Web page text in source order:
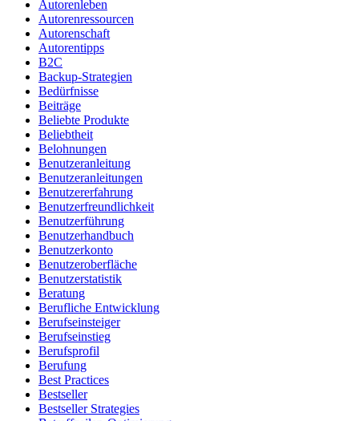
Autorenleben
Autorenressourcen
Autorenschaft
Autorentipps
B2C
Backup-Strategien
Bedürfnisse
Beiträge
Beliebte Produkte
Beliebtheit
Belohnungen
Benutzeranleitung
Benutzeranleitungen
Benutzererfahrung
Benutzerfreundlichkeit
Benutzerführung
Benutzerhandbuch
Benutzerkonto
Benutzeroberfläche
Benutzerstatistik
Beratung
Berufliche Entwicklung
Berufseinsteiger
Berufseinstieg
Berufsprofil
Berufung
Best Practices
Bestseller
Bestseller Strategies